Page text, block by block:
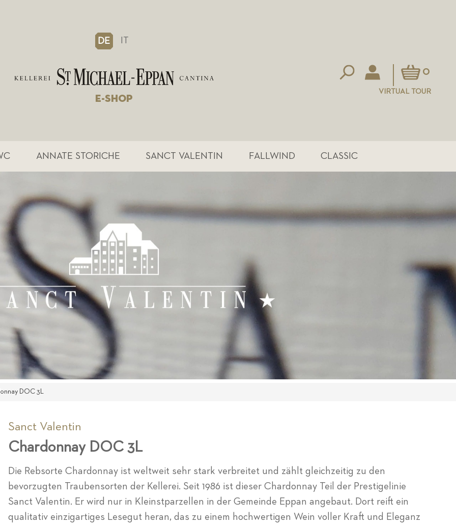
DE IT
E-SHOP
Mein Warenkorb
0
VIRTUAL TOUR
ANNATE STORICHE SANCT VALENTIN FALLWIND CLASSIC
DOC 3L
Sanct Valentin
Chardonnay DOC 3L
Die Rebsorte Chardonnay ist weltweit sehr stark verbreitet und zählt gleichzeitig zu den
bevorzugten Traubensorten der Kellerei. Seit 1986 ist dieser Chardonnay Teil der Prestigelinie
Sanct Valentin. Er wird nur in Kleinstparzellen in der Gemeinde Eppan angebaut. Dort reift ein
qualitativ einzigartiges Lesegut heran, das zu einem hochwertigen Wein voller Kraft und Eleganz